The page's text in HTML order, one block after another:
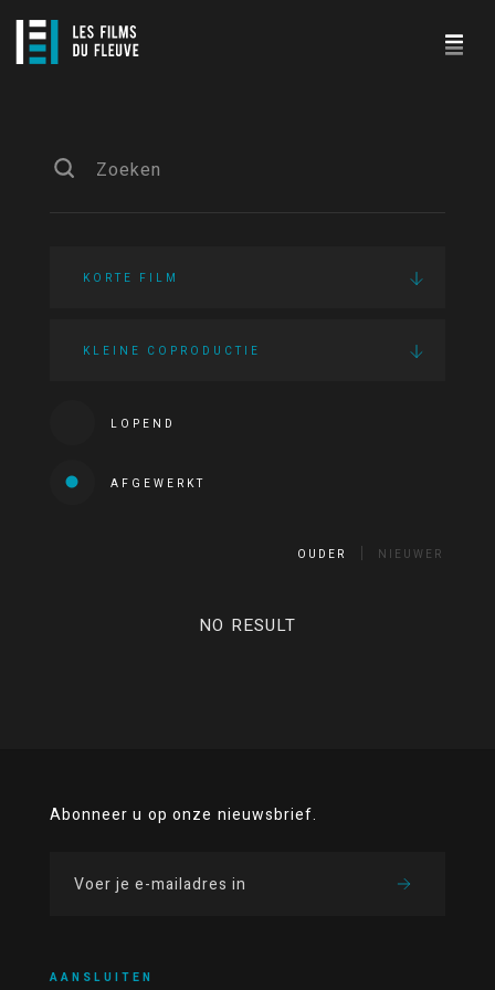
KORTE FILM
KLEINE COPRODUCTIE
LOPEND
AFGEWERKT
OUDER NIEUWER
NO RESULT
Abonneer u op onze nieuwsbrief.
AANSLUITEN